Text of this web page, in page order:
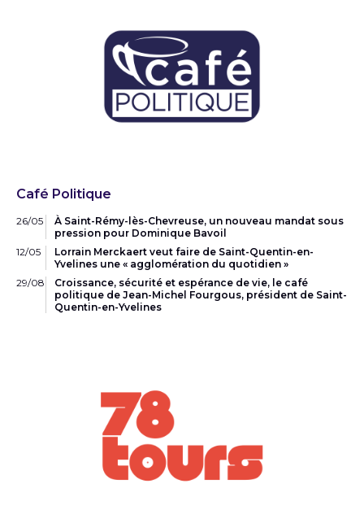
Café Politique
26/05
À Saint-Rémy-lès-Chevreuse, un nouveau mandat sous
pression pour Dominique Bavoil
12/05
Lorrain Merckaert veut faire de Saint-Quentin-en-
Yvelines une « agglomération du quotidien »
29/08
Croissance, sécurité et espérance de vie, le café
politique de Jean-Michel Fourgous, président de Saint-
Quentin-en-Yvelines